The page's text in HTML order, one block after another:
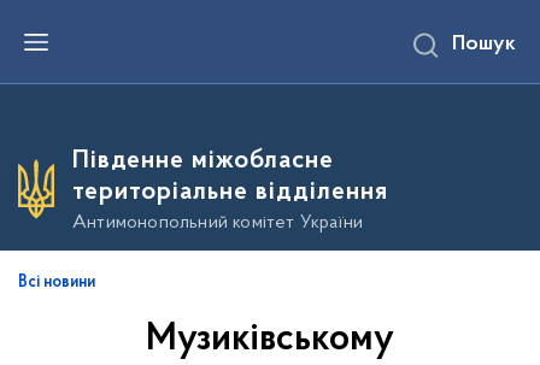
е
о
о
в
Пошук
Південне міжобласне
територіальне відділення
Антимонопольний комітет України
Всі новини
Музиківському